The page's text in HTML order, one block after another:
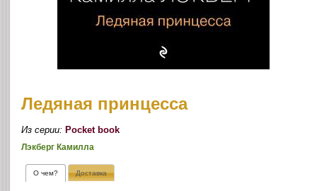
Ледяная принцесса
Из серии:Pocket book
Лэкберг Камилла
О чем? Доставка